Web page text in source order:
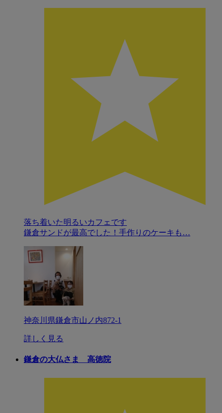
落ち着いた明るいカフェです
鎌倉サンドが最高でした！手作りのケーキも…
神奈川県鎌倉市山ノ内872-1
詳しく見る
鎌倉の大仏さま 高徳院